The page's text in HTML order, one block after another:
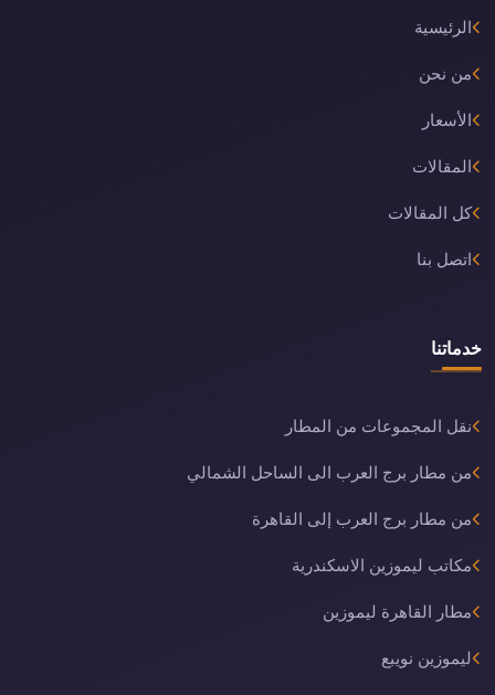
الرئيسية
من نحن
الأسعار
المقالات
كل المقالات
اتصل بنا
خدماتنا
نقل المجموعات من المطار
من مطار برج العرب الى الساحل الشمالي
من مطار برج العرب إلى القاهرة
مكاتب ليموزين الاسكندرية
مطار القاهرة ليموزين
ليموزين نويبع